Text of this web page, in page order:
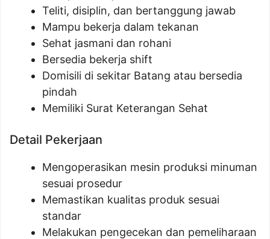
Teliti, disiplin, dan bertanggung jawab
Mampu bekerja dalam tekanan
Sehat jasmani dan rohani
Bersedia bekerja shift
Domisili di sekitar Batang atau bersedia
pindah
Memiliki Surat Keterangan Sehat
Detail Pekerjaan
Mengoperasikan mesin produksi minuman
sesuai prosedur
Memastikan kualitas produk sesuai
standar
Melakukan pengecekan dan pemeliharaan